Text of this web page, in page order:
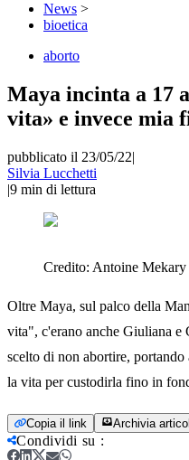
News >
bioetica
aborto
Maya incinta a 17
vita» e invece mia
pubblicato il 23/05/22|
Silvia Lucchetti
|9 min di lettura
Credito: Antoine
Oltre Maya, sul palco della
vita", c'erano anche Giuliana
scelto di non abortire,
la vita per custodirla fino in
Copia il link Archivia
Condividi su :